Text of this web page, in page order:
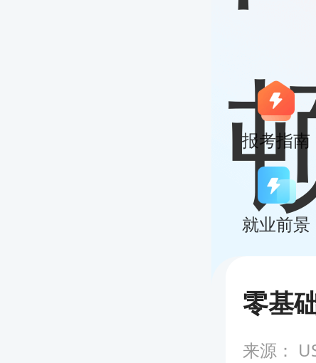
报考指南
就业前景
零基
来源：